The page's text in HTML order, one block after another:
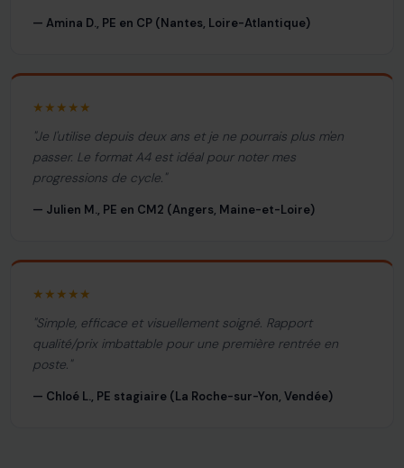
— Amina D., PE en CP (Nantes, Loire-Atlantique)
★★★★★
"Je l'utilise depuis deux ans et je ne pourrais plus m'en
passer. Le format A4 est idéal pour noter mes
progressions de cycle."
— Julien M., PE en CM2 (Angers, Maine-et-Loire)
★★★★★
"Simple, efficace et visuellement soigné. Rapport
qualité/prix imbattable pour une première rentrée en
poste."
— Chloé L., PE stagiaire (La Roche-sur-Yon, Vendée)